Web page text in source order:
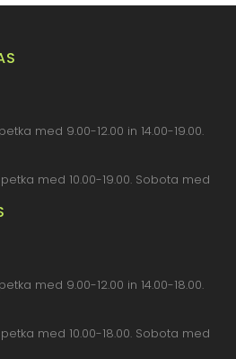
med 9.00-12.00 in 14.00-19.00.
med 10.00-19.00. Sobota med
med 9.00-12.00 in 14.00-18.00.
med 10.00-18.00. Sobota med